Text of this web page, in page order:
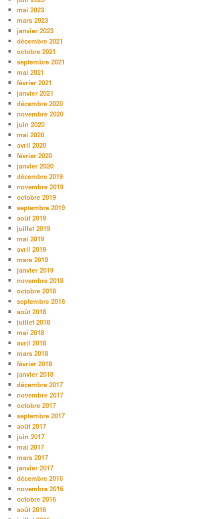
mai 2023
mars 2023
janvier 2023
décembre 2021
octobre 2021
septembre 2021
mai 2021
février 2021
janvier 2021
décembre 2020
novembre 2020
juin 2020
mai 2020
avril 2020
février 2020
janvier 2020
décembre 2019
novembre 2019
octobre 2019
septembre 2019
août 2019
juillet 2019
mai 2019
avril 2019
mars 2019
janvier 2019
novembre 2018
octobre 2018
septembre 2018
août 2018
juillet 2018
mai 2018
avril 2018
mars 2018
février 2018
janvier 2018
décembre 2017
novembre 2017
octobre 2017
septembre 2017
août 2017
juin 2017
mai 2017
mars 2017
janvier 2017
décembre 2016
novembre 2016
octobre 2016
août 2016